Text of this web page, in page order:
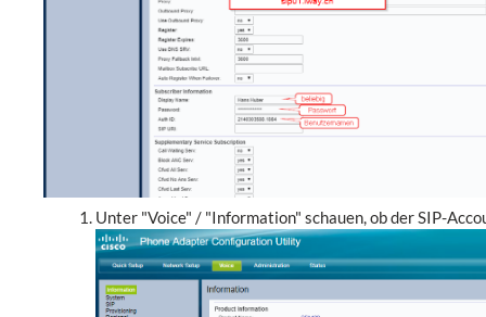
Unter "Voice" / "Information" schauen, ob der SIP-